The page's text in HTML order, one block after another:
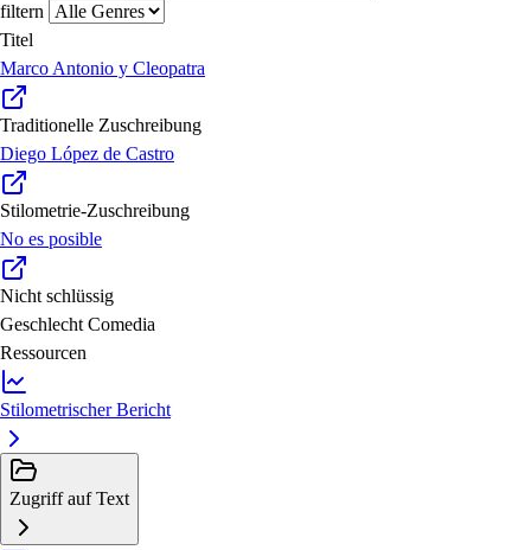
filtern
Titel
Marco Antonio y Cleopatra
Traditionelle Zuschreibung
Diego López de Castro
Stilometrie-Zuschreibung
No es posible
Nicht schlüssig
Geschlecht Comedia
Ressourcen
Stilometrischer Bericht
Zugriff auf Text